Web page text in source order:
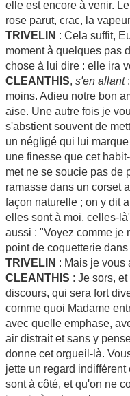
elle est encore à venir.
rose parut, crac, la
TRIVELIN : Cela suffit,
moment à quelques pas
chose à lui dire : elle ira
CLEANTHIS, s'en allant:
moins. Adieu notre bon
aise. Une autre fois je
s'abstient souvent de
un négligé qui lui
une finesse que cet
met ne se soucie pas de
ramasse dans un corset
façon naturelle ; on y dit
elles sont à moi, celles-
aussi : "Voyez comme je
point de coquetterie dans
TRIVELIN : Mais je vous
CLEANTHIS : Je sors,
discours, qui sera fort
comme quoi Madame
avec quelle emphase,
air distrait et sans y
donne cet orgueil-là.
jette un regard
sont à côté, et qu'on ne